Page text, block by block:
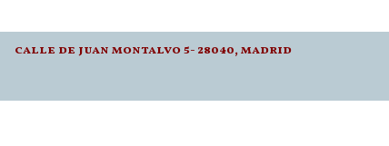
calle de juan montalvo 5- 28040, madrid